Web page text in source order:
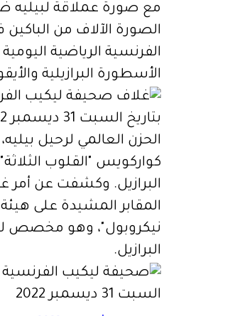
مع صورة عملاقة لبيليه
الصورة الآلاف من
الفرنسية الرياضية
الأسطورة البرازيلية
الحزن العالمي لرحيل
كواركويس "القلوب
البرازيل. وكشفت عن أمر
المقابر المشيدة على
نيكروبول"، وهو مخصص
البرازيل.